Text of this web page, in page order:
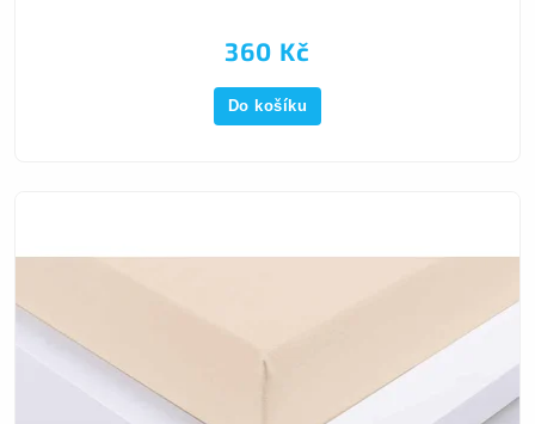
360 Kč
Do košíku